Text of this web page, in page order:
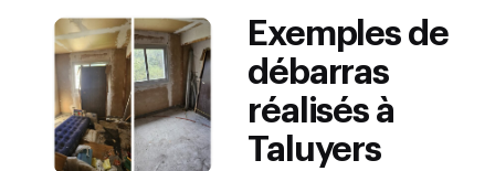
Exemples de
débarras
réalisés à
Taluyers